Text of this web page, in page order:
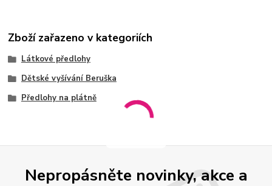
Zboží zařazeno v kategoriích
Látkové předlohy
Dětské vyšívání Beruška
Předlohy na plátně
Nepropásněte novinky, akce a